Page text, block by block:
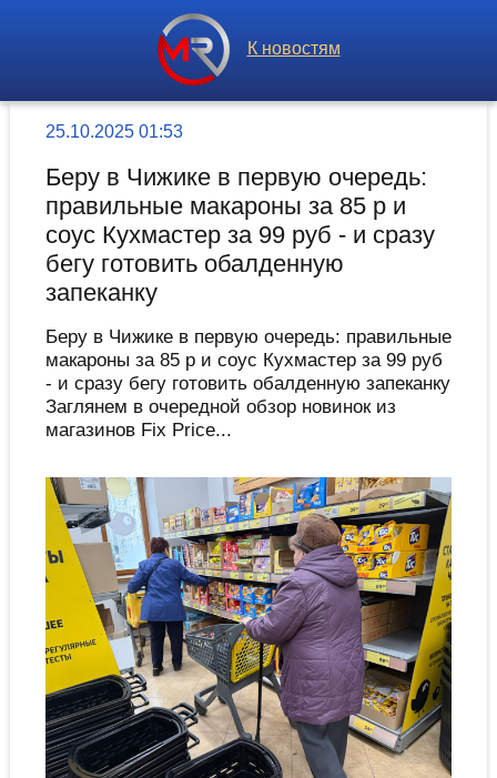
К новостям
25.10.2025 01:53
Беру в Чижике в первую очередь:
правильные макароны за 85 р и
соус Кухмастер за 99 руб - и сразу
бегу готовить обалденную
запеканку
Беру в Чижике в первую очередь: правильные
макароны за 85 р и соус Кухмастер за 99 руб
- и сразу бегу готовить обалденную запеканку
Заглянем в очередной обзор новинок из
магазинов Fix Price...